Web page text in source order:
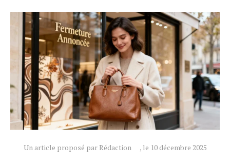
Un article proposé par Rédaction , le 10 décembre 2025